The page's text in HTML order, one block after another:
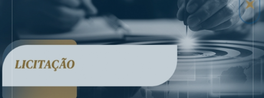
Av. Sete de Setembro, 4698
80240-000